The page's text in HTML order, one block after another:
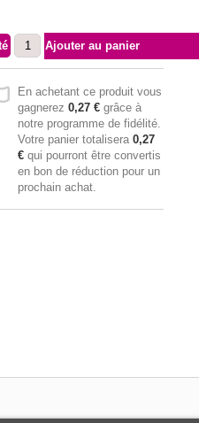
Ajouter au panier
En achetant ce produit vous
gagnerez 0,27 € grâce à
notre programme de fidélité.
Votre panier totalisera 0,27
€ qui pourront être convertis
en bon de réduction pour un
prochain achat.